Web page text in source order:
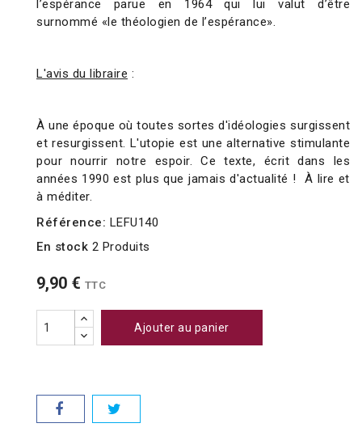
l’espérance parue en 1964 qui lui valut d’être
surnommé «le théologien de l’espérance».
L'avis du libraire :
À une époque où toutes sortes d'idéologies surgissent
et resurgissent. L'utopie est une alternative stimulante
pour nourrir notre espoir. Ce texte, écrit dans les
années 1990 est plus que jamais d'actualité ! À lire et
à méditer.
Référence: LEFU140
En stock 2 Produits
9,90 € TTC
Ajouter au panier